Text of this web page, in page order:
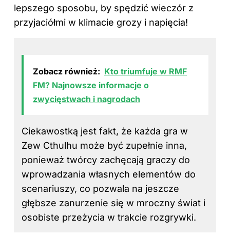
lepszego sposobu, by spędzić wieczór z
przyjaciółmi w klimacie grozy i napięcia!
Zobacz również: Kto triumfuje w RMF
FM? Najnowsze informacje o
zwycięstwach i nagrodach
Ciekawostką jest fakt, że każda gra w
Zew Cthulhu może być zupełnie inna,
ponieważ twórcy zachęcają graczy do
wprowadzania własnych elementów do
scenariuszy, co pozwala na jeszcze
głębsze zanurzenie się w mroczny świat i
osobiste przeżycia w trakcie rozgrywki.